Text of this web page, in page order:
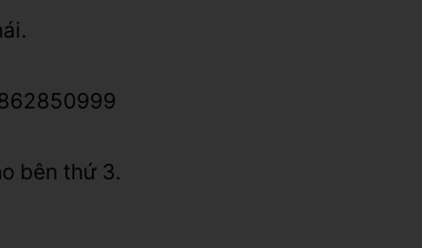
bên thứ 3.